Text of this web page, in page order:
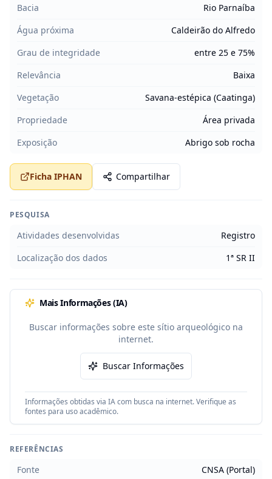
Bacia
Rio Parnaíba
Água próxima
Caldeirão do Alfredo
Grau de integridade
entre 25 e 75%
Relevância
Baixa
Vegetação
Savana-estépica (Caatinga)
Propriedade
Área privada
Exposição
Abrigo sob rocha
Ficha IPHAN Compartilhar
PESQUISA
Atividades desenvolvidas
Registro
Localização dos dados
1ª SR II
Mais Informações (IA)
Buscar informações sobre este sítio arqueológico na
internet.
Buscar Informações
Informações obtidas via IA com busca na internet. Verifique as
fontes para uso acadêmico.
REFERÊNCIAS
Fonte CNSA (Portal)